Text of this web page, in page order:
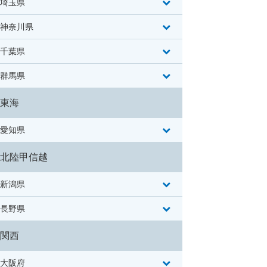
埼玉県
神奈川県
千葉県
群馬県
東海
愛知県
北陸甲信越
新潟県
長野県
関西
大阪府